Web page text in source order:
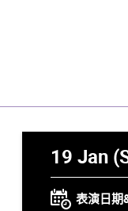
19 Jan
表演日期